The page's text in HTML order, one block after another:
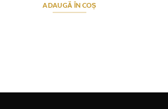
ADAUGĂ ÎN COȘ